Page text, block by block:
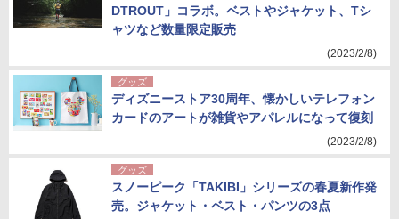
DTROUT」コラボ。ベストやジャケット、Tシ
ャツなど数量限定販売
(2023/2/8)
グッズ
ディズニーストア30周年、懐かしいテレフォン
カードのアートが雑貨やアパレルになって復刻
(2023/2/8)
グッズ
スノーピーク「TAKIBI」シリーズの春夏新作発
売。ジャケット・ベスト・パンツの3点